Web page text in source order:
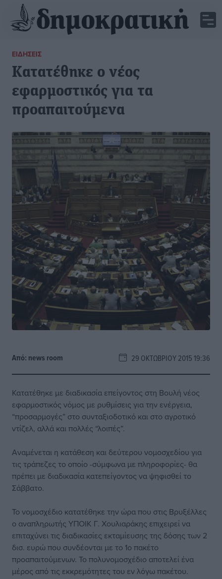
ΕΙΔΉΣΕΙΣ
Κατατέθηκε ο νέος
εφαρμοστικός για τα
προαπαιτούμενα
Από: news room 29 ΟΚΤΩΒΡΊΟΥ 2015 19:36
Κατατέθηκε με διαδικασία επείγοντος στη Βουλή νέος
εφαρμοστικός νόμος με ρυθμίσεις για την ενέργεια,
“προσαρμογές” στο συνταξιοδοτικό και στο αγροτικό
ντίζελ, αλλά και πολλές “λοιπές”.
Αναμένεται η κατάθεση και δεύτερου νομοσχεδίου για
τις τράπεζες το οποίο -σύμφωνα με πληροφορίες- θα
πρέπει με διαδικασία κατεπείγοντος να ψηφισθεί το
Σάββατο.
Το νομοσχέδιο κατατέθηκε την ώρα που στις Βρυξέλλες
ο αναπληρωτής ΥΠΟΙΚ Γ. Χουλιαράκης επιχειρεί να
επιταχύνει τις διαδικασίες εκταμίευσης της δόσης των 2
δισ. ευρώ που συνδέονται με το 1ο πακέτο
προαπαιτούμενων. Το πολυνομοσχέδιο αποτελεί ένα
μέρος από τις εκκρεμότητες του εν λόγω πακέτου.